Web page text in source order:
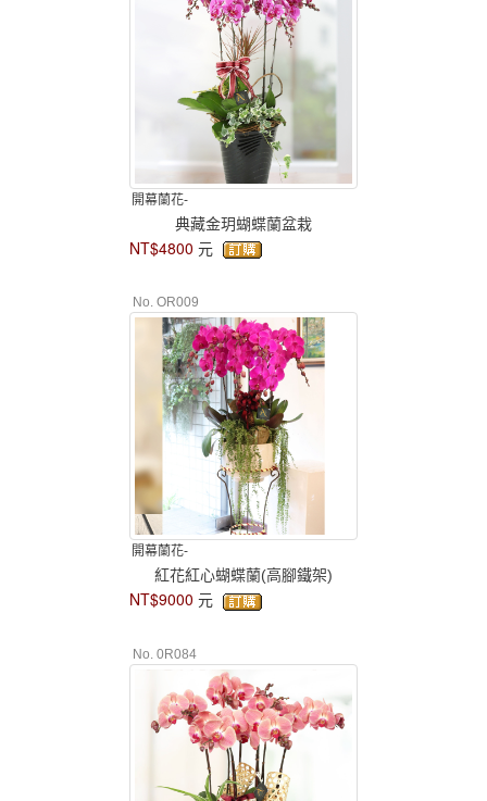
開幕蘭花-
典藏金玥蝴蝶蘭盆栽
NT$4800 元
No. OR009
開幕蘭花-
紅花紅心蝴蝶蘭(高腳鐵架)
NT$9000 元
No. 0R084